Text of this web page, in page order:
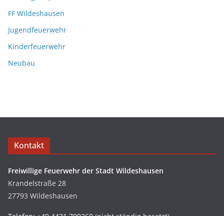
FF Wildeshausen
Jugendfeuerwehr
Kinderfeuerwehr
Neubau
Kontakt
Freiwillige Feuerwehr der Stadt Wildeshausen
Krandelstraße 28
27793 Wildeshausen